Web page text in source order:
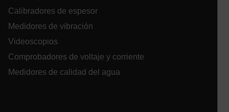
Calibradores de espesor
Medidores de vibración
Videoscopios
Comprobadores de voltaje y corriente
Medidores de calidad del agua
sf_territory